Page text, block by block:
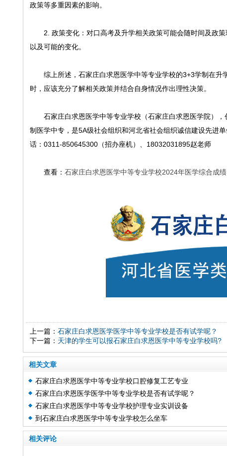
政策等多重因素的影响。
2. 政策变化：对口高考及升学相关政策可能会随时间及政
以及可能的变化。
综上所述，石家庄白求恩医学中等专业学校的3+3学制在
时，应该充分了解相关政策并结合自身情况作出理性决策。
石家庄白求恩医学中等专业学校（石家庄白求恩医学院）
制医学中专，是5A级社会组织和河北省社会组织诚信建设先进
话：0311-850645300（招办座机）、18032031895赵老师
查看： 石家庄白求恩医学中等专业学校2024年医学综合成
上一篇： 石家庄白求恩医学医学中等专业学校是否有试学呢？
下一篇： 天津的学生可以报石家庄白求恩医学中等专业学校吗?
相关文章
石家庄白求恩医学中等专业学校口腔修复工艺专业
石家庄白求恩医学医学中等专业学校是否有试学呢？
石家庄白求恩医学中等专业学校护理专业实训设备
到石家庄白求恩医学中等专业学校怎么坐车
相关评论